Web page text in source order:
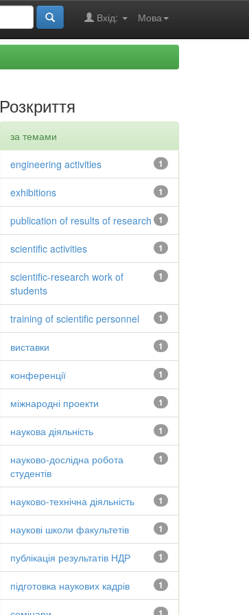
Мова
Вхід:
Розкриття
за темами
1
engineering activities
1
exhibitions
1
publication of results of research
1
scientific activities
1
scientific-research work of
students
1
training of scientific personnel
1
виставки
1
конференції
1
міжнародні проекти
1
наукова діяльність
1
науково-дослідна робота
студентів
1
науково-технічна діяльність
1
наукові школи факультетів
1
публікація результатів НДР
1
підготовка наукових кадрів